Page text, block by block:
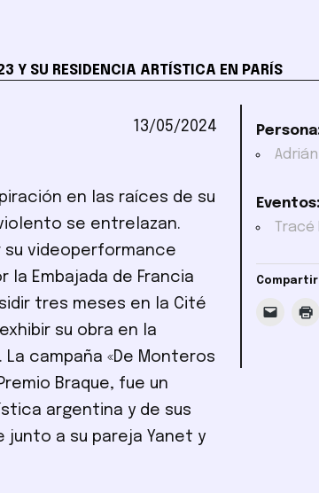
Y SU RESIDENCIA ARTÍSTICA EN PARÍS
13/05/2024
en las raíces de su
se entrelazan.
su videoperformance
la Embajada de Francia
tres meses en la Cité
su obra en la
La campaña «De Monteros
Braque, fue un
argentina y de sus
a su pareja Yanet y
Eventos:
Tracé
Compartir